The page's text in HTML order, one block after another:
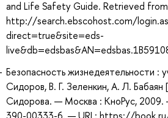
and Life Safety Guide. Retrieved from
http://search.ebscohost.com/
direct=true&site=eds-
Безопасность жизнедеятельности :
Сидоров, В. Г. Зеленкин, А. Л.
Сидорова. — Москва : КноРус,